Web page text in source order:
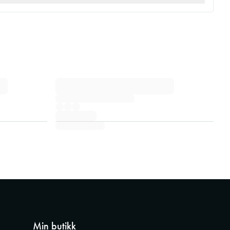
Min butikk